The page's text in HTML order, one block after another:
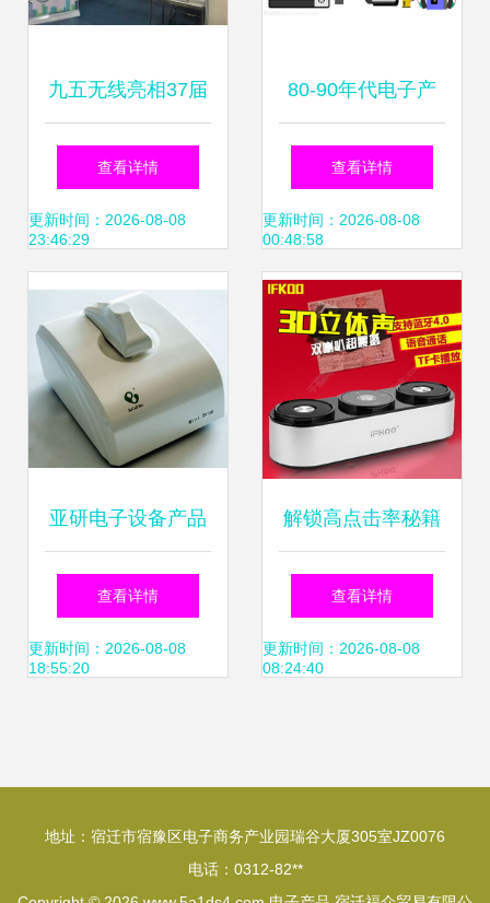
九五无线亮相37届
香港秋季电子产品
展，最新iPhone X
充电产品成焦点
查看详情
更新时间：2026-08-08
23:46:29
80-90年代电子产
品的黄金时代 插图
背后的技术与文化
查看详情
更新时间：2026-08-08
00:48:58
亚研电子设备产品
加盟前景分析 从产
品力到店铺运营的
查看详情
更新时间：2026-08-08
18:55:20
解锁高点击率秘籍
淘宝3C数码主图设
计实操指南
查看详情
更新时间：2026-08-08
08:24:40
地址：宿迁市宿豫区电子商务产业园瑞谷大厦305室JZ0076
电话：0312-82**